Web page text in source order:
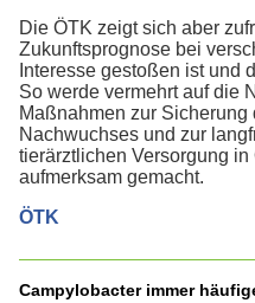
Die ÖTK zeigt sich aber
Zukunftsprognose bei
Interesse gestoßen ist und
So werde vermehrt auf die
Maßnahmen zur Sicherung
Nachwuchses und zur
tierärztlichen Versorgung
aufmerksam gemacht.
ÖTK
Campylobacter immer